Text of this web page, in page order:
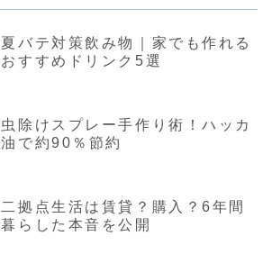
夏バテ対策飲み物｜家でも作れる
おすすめドリンク5選
虫除けスプレー手作り術！ハッカ
油で約90％節約
二拠点生活は賃貸？購入？6年間
暮らした本音を公開